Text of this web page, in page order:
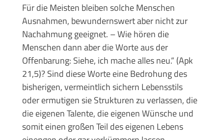
Für die Meisten bleiben solche Menschen
Ausnahmen, bewundernswert aber nicht zur
Nachahmung geeignet. – Wie hören die
Menschen dann aber die Worte aus der
Offenbarung: Siehe, ich mache alles neu.“ (Apk
21,5)? Sind diese Worte eine Bedrohung des
bisherigen, vermeintlich sichern Lebensstils
oder ermutigen sie Strukturen zu verlassen, die
die eigenen Talente, die eigenen Wünsche und
somit einen großen Teil des eigenen Lebens